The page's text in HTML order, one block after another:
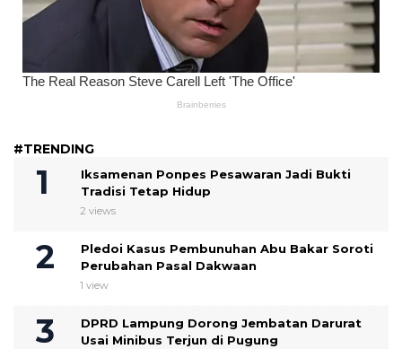
#TRENDING
Iksamenan Ponpes Pesawaran Jadi Bukti
Tradisi Tetap Hidup
2 views
Pledoi Kasus Pembunuhan Abu Bakar Soroti
Perubahan Pasal Dakwaan
1 view
DPRD Lampung Dorong Jembatan Darurat
Usai Minibus Terjun di Pugung